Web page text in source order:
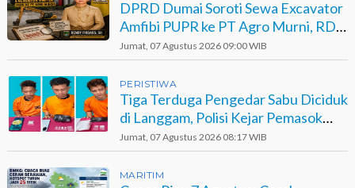
DPRD Dumai Soroti Sewa Excavator
Amfibi PUPR ke PT Agro Murni, RDP
Jadi Opsi
Jumat, 07 Agustus 2026 09:00 WIB
PERISTIWA
Tiga Terduga Pengedar Sabu Diciduk
di Langgam, Polisi Kejar Pemasok
Berinisial GA
Jumat, 07 Agustus 2026 08:17 WIB
MARITIM